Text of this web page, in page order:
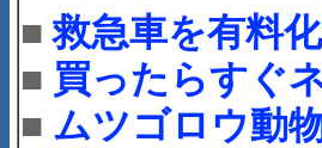
■救急車を有料
■ 買ったらすぐ
■ ムツゴロウ動